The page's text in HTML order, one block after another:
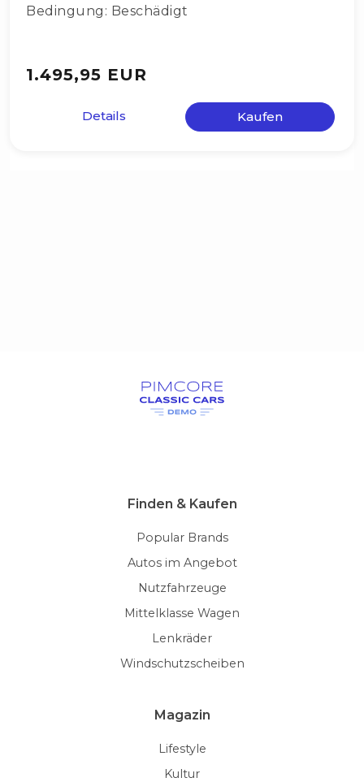
Bedingung: Beschädigt
1.495,95 EUR
Details Kaufen
Finden & Kaufen
Popular Brands
Autos im Angebot
Nutzfahrzeuge
Mittelklasse Wagen
Lenkräder
Windschutzscheiben
Magazin
Lifestyle
Kultur